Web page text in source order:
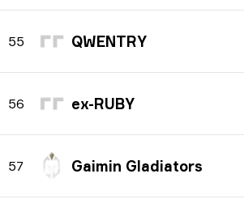
55 QWENTRY
56 ex-RUBY
57 Gaimin Gladiators